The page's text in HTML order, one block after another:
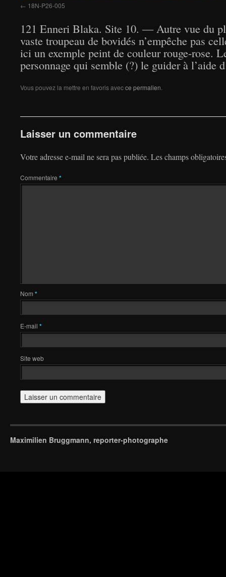
18N-P26-005
121 Enneri Blaka. Site 10. — Autre vue du
vaste troupeau de bovidés n’empêche pas
ici un exemple peint de couleur rouge-rose.
personnage qui semble (?) le guider à l’aide
Vous pouvez la mettre en favoris avecce permalien
Laisser un commentaire
Votre adresse e-mail ne sera pas publiée. Les champs
Commentaire *
Nom *
E-mail *
Site web
Maximilien Bruggmann, reporter-photographe